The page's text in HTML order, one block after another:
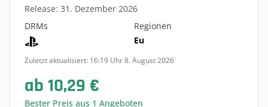
Release: 31. Dezember 2026
DRMs
Regionen
Eu
Zuletzt aktualisiert: 16:19 Uhr 8. August 2026
ab 10,29 €
Bester Preis aus 1 Angeboten